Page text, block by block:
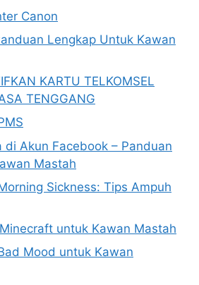
Canon
Lengkap Untuk Kawan
KARTU TELKOMSEL
TENGGANG
di Akun Facebook – Panduan
Mastah
Sickness: Tips Ampuh
untuk Kawan Mastah
Mood untuk Kawan